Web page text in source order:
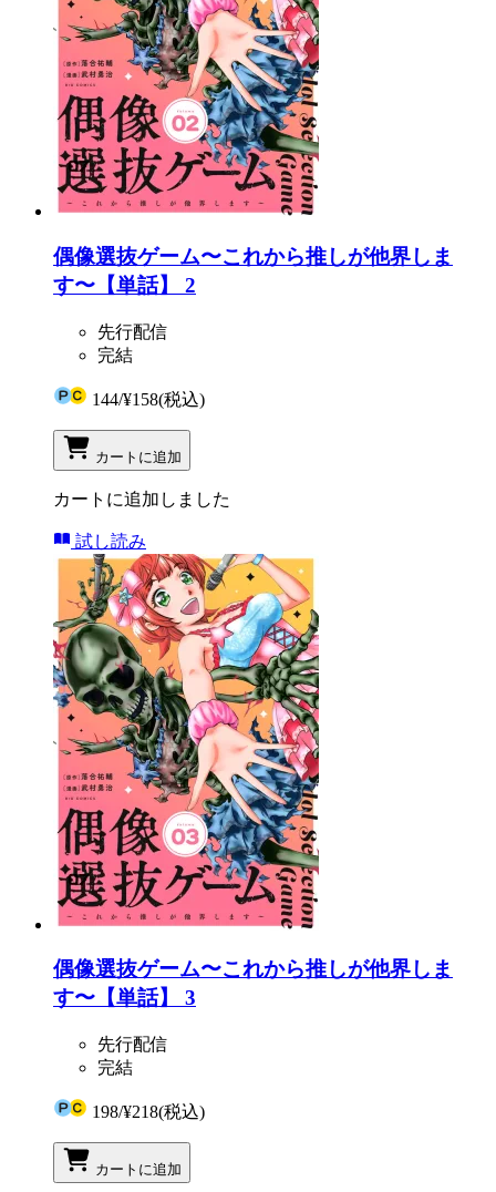
偶像選抜ゲーム〜これから推しが他界しま
す〜【単話】 2
先行配信
完結
144/¥158(税込)
カートに追加
カートに追加しました
試し読み
偶像選抜ゲーム〜これから推しが他界しま
す〜【単話】 3
先行配信
完結
198/¥218(税込)
カートに追加